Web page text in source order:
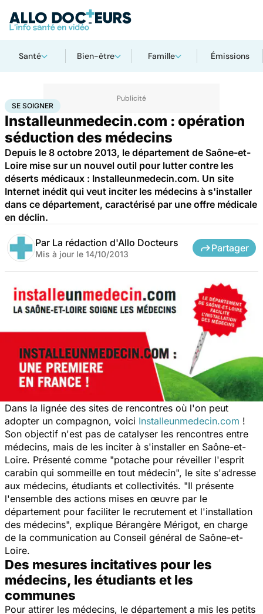
Santé Bien-être Famille Émissions
AccueilSanté Maladies
SE SOIGNER
Installeunmedecin.com : opération
séduction des médecins
Depuis le 8 octobre 2013, le département de Saône-et-
Loire mise sur un nouvel outil pour lutter contre les
déserts médicaux : Installeunmedecin.com. Un site
Internet inédit qui veut inciter les médecins à s'installer
dans ce département, caractérisé par une offre médicale
en déclin.
Par La rédaction d'Allo Docteurs
Mis à jour le 14/10/2013
Partager
Dans la lignée des sites de rencontres où l'on peut
adopter un compagnon, voici Installeunmedecin.com !
Son objectif n'est pas de catalyser les rencontres entre
médecins, mais de les inciter à s'installer en Saône-et-
Loire. Présenté comme "potache pour réveiller l'esprit
carabin qui sommeille en tout médecin", le site s'adresse
aux médecins, étudiants et collectivités. "Il présente
l'ensemble des actions mises en œuvre par le
département pour faciliter le recrutement et l'installation
des médecins", explique Bérangère Mérigot, en charge
de la communication au Conseil général de Saône-et-
Loire.
Des mesures incitatives pour les
médecins, les étudiants et les
communes
Pour attirer les médecins, le département a mis les petits